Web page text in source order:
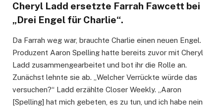
Cheryl Ladd ersetzte Farrah Fawcett bei
„Drei Engel für Charlie“.
Da Farrah weg war, brauchte Charlie einen neuen Engel.
Produzent Aaron Spelling hatte bereits zuvor mit Cheryl
Ladd zusammengearbeitet und bot ihr die Rolle an.
Zunächst lehnte sie ab. „Welcher Verrückte würde das
versuchen?“ Ladd erzählte Closer Weekly. „Aaron
[Spelling] hat mich gebeten, es zu tun, und ich habe nein